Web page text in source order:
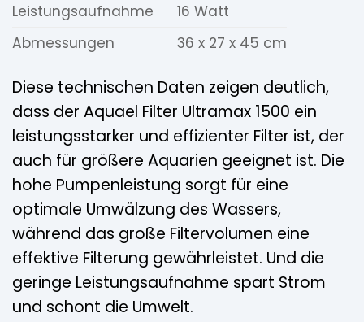
Leistungsaufnahme
16 Watt
Abmessungen
36 x 27 x 45 cm
Diese technischen Daten zeigen deutlich,
dass der Aquael Filter Ultramax 1500 ein
leistungsstarker und effizienter Filter ist, der
auch für größere Aquarien geeignet ist. Die
hohe Pumpenleistung sorgt für eine
optimale Umwälzung des Wassers,
während das große Filtervolumen eine
effektive Filterung gewährleistet. Und die
geringe Leistungsaufnahme spart Strom
und schont die Umwelt.